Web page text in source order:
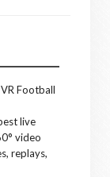
Football
live
video
replays,